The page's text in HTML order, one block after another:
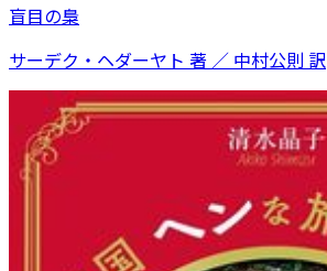
盲目の梟
サーデク・ヘダーヤト 著 ／ 中村公則 訳